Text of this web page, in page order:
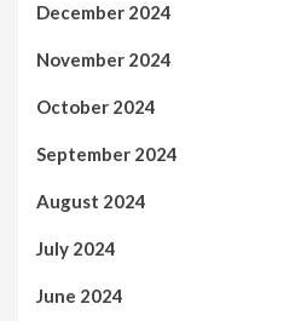
December 2024
November 2024
October 2024
September 2024
August 2024
July 2024
June 2024